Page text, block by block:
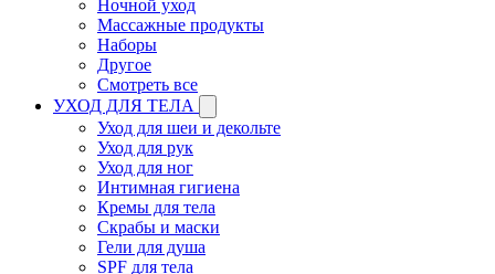
Ночной уход
Массажные продукты
Наборы
Другое
Смотреть все
УХОД ДЛЯ ТЕЛА
Уход для шеи и декольте
Уход для рук
Уход для ног
Интимная гигиена
Кремы для тела
Скрабы и маски
Гели для душа
SPF для тела